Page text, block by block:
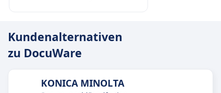
Kundenalternativen
zu DocuWare
KONICA MINOLTA